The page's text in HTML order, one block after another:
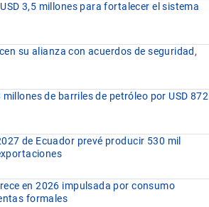
3,5 millones para fortalecer el sistema
su alianza con acuerdos de seguridad,
de barriles de petróleo por USD 872
de Ecuador prevé producir 530 mil
en 2026 impulsada por consumo
formales